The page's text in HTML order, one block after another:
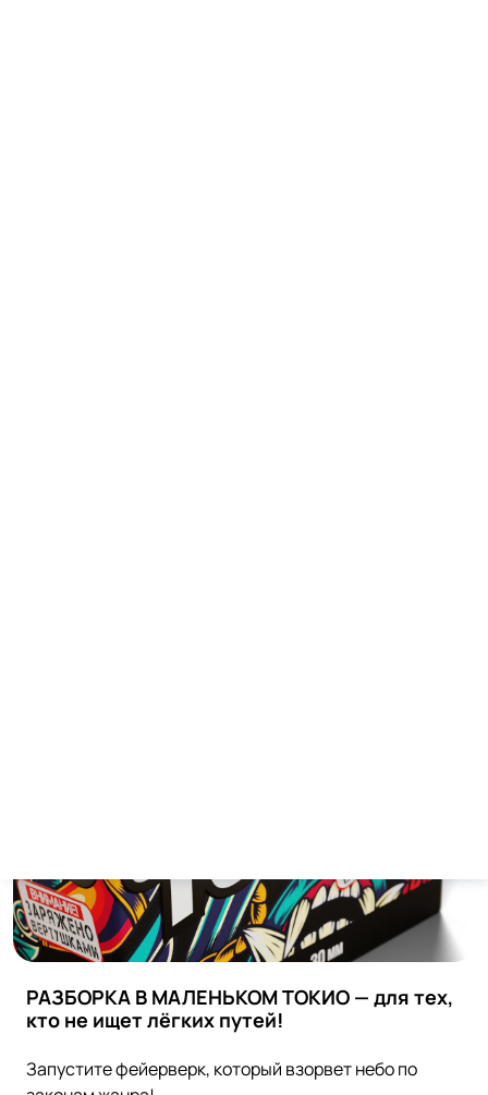
РАЗБОРКА В МАЛЕНЬКОМ ТОКИО — для тех,
кто не ищет лёгких путей!
Запустите фейерверк, который взорвет небо по